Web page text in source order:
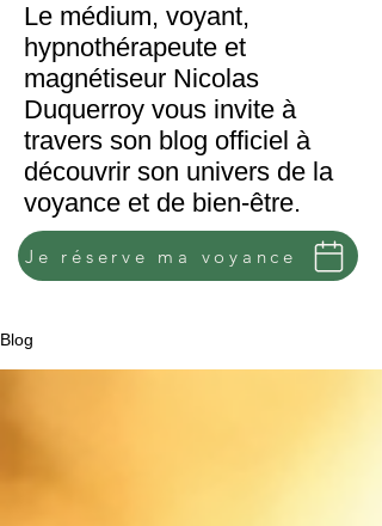
Le médium, voyant,
hypnothérapeute et
magnétiseur Nicolas
Duquerroy vous invite à
travers son blog officiel à
découvrir son univers de la
voyance et de bien-être.
Je réserve ma voyance
Blog